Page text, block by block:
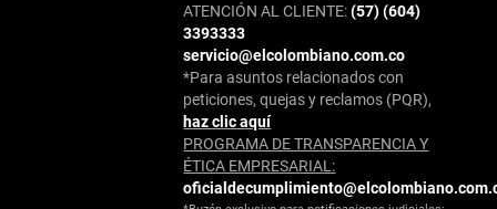
ATENCIÓN AL CLIENTE:(57) (604)
3393333
servicio@elcolombiano.com.co
*Para asuntos relacionados con
peticiones, quejas y reclamos (PQR),
haz clic aquí
PROGRAMA DE TRANSPARENCIA Y
ÉTICA EMPRESARIAL: